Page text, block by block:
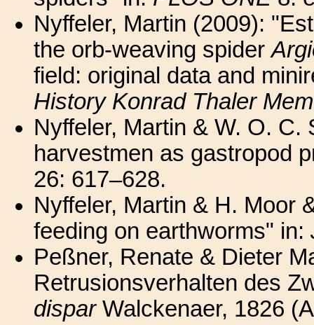
Nyffeler, Martin (2009):
the orb-weaving spider
field: original data and
History Konrad Thaler
Nyffeler, Martin & W. O.
harvestmen as gastropod
26: 617–628.
Nyffeler, Martin & H. Moor
feeding on earthworms" in:
Peßner, Renate & Dieter
Retrusionsverhalten des
disparWalckenaer, 1826